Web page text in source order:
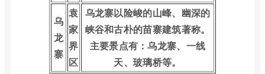
乌
龙
寨
袁
家
界
区
乌龙寨以险峻的山峰、幽深的
峡谷和古朴的苗寨建筑著称。
主要景点有：乌龙寨、一线
天、玻璃桥等。